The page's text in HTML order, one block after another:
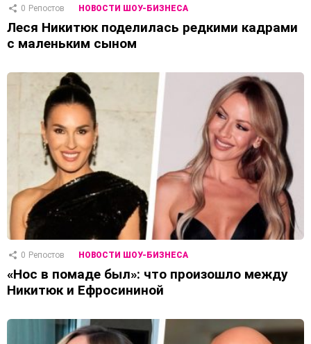
0 Репостов НОВОСТИ ШОУ-БИЗНЕСА
Леся Никитюк поделилась редкими кадрами
с маленьким сыном
0 Репостов НОВОСТИ ШОУ-БИЗНЕСА
«Нос в помаде был»: что произошло между
Никитюк и Ефросининой